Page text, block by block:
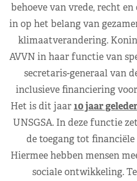
behoeve van vrede, recht
in op het belang van
klimaatverandering.
AVVN in haar functie van
secretaris-generaal van
inclusieve financiering
Het is dit jaar10 jaar
UNSGSA. In deze functie
de toegang tot
Hiermee hebben mensen
sociale ontwikkeling.